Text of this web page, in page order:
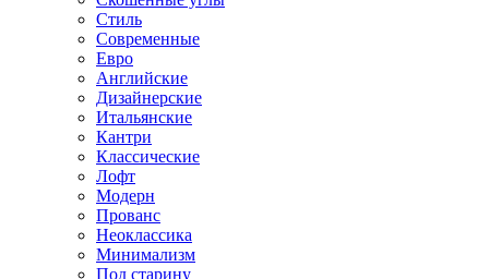
Стиль
Современные
Евро
Английские
Дизайнерские
Итальянские
Кантри
Классические
Лофт
Модерн
Прованс
Неоклассика
Минимализм
Под старину